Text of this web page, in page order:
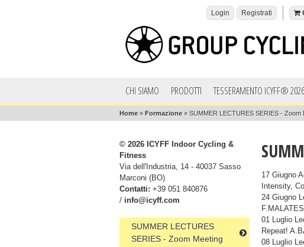
Login Registrati
CHI SIAMO PRODOTTI TESSERAMENTO ICYFF® 2026
Home » Formazione » SUMMER LECTURES SERIES - Zoom
© 2026 ICYFF Indoor Cycling &
Fitness
Via dell'Industria, 14 - 40037 Sasso
Marconi (BO)
Contatti: +39 051 840876
/ info@icyff.com
SUMMER LECTURES
SERIES - Zoom Meeting
17 Giugno
Intensity,
24 Giugno
01 Luglio
Repeat!
08 Luglio